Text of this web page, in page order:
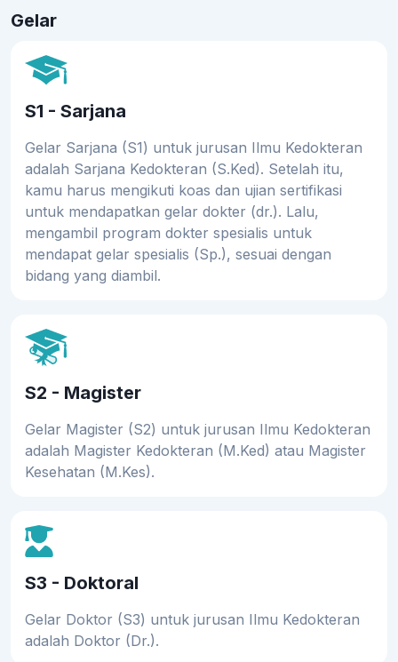
Gelar
S1 - Sarjana
Gelar Sarjana (S1) untuk jurusan Ilmu Kedokteran
adalah Sarjana Kedokteran (S.Ked). Setelah itu,
kamu harus mengikuti koas dan ujian sertifikasi
untuk mendapatkan gelar dokter (dr.). Lalu,
mengambil program dokter spesialis untuk
mendapat gelar spesialis (Sp.), sesuai dengan
bidang yang diambil.
S2 - Magister
Gelar Magister (S2) untuk jurusan Ilmu Kedokteran
adalah Magister Kedokteran (M.Ked) atau Magister
Kesehatan (M.Kes).
S3 - Doktoral
Gelar Doktor (S3) untuk jurusan Ilmu Kedokteran
adalah Doktor (Dr.).